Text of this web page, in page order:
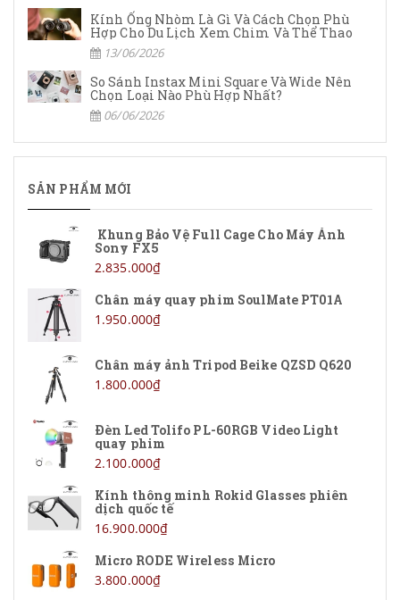
Kính Ống Nhòm Là Gì Và Cách Chọn Phù
Hợp Cho Du Lịch Xem Chim Và Thể Thao
13/06/2026
So Sánh Instax Mini Square Và Wide Nên
Chọn Loại Nào Phù Hợp Nhất?
06/06/2026
SẢN PHẨM MỚI
Khung Bảo Vệ Full Cage Cho Máy Ảnh
Sony FX5
2.835.000₫
Chân máy quay phim SoulMate PT01A
1.950.000₫
Chân máy ảnh Tripod Beike QZSD Q620
1.800.000₫
Đèn Led Tolifo PL-60RGB Video Light
quay phim
2.100.000₫
Kính thông minh Rokid Glasses phiên
dịch quốc tế
16.900.000₫
Micro RODE Wireless Micro
3.800.000₫